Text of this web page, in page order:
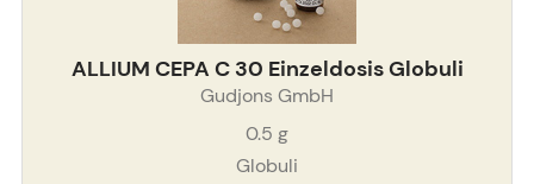
ALLIUM CEPA C 30 Einzeldosis Globuli
Gudjons GmbH
0.5 g
Globuli